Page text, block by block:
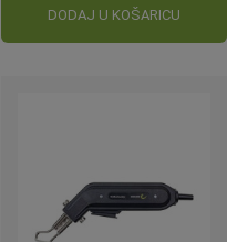
cijena
DODAJ U KOŠARICU